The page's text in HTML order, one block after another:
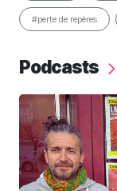
#perte de repères
Podcasts